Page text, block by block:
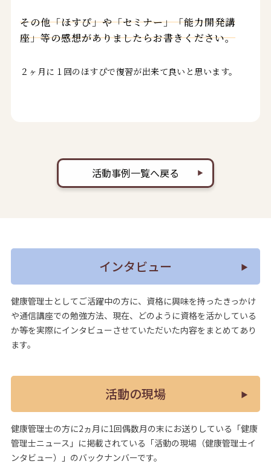
その他「ほすぴ」や「セミナー」「能力開発講
座」等の感想がありましたらお書きください。
その他「ほすぴ」や「セミナー」「能力開発講
座」等の感想がありましたらお書きください。
２ヶ月に１回のほすぴで復習が出来て良いと思います。
活動事例一覧へ戻る
インタビュー
健康管理士としてご活躍中の方に、資格に興味を持ったきっかけ
や通信講座での勉強方法、現在、どのように資格を活かしている
か等を実際にインタビューさせていただいた内容をまとめてあり
ます。
活動の現場
健康管理士の方に2ヵ月に1回偶数月の末にお送りしている「健康
管理士ニュース」に掲載されている「活動の現場（健康管理士イ
ンタビュー）」のバックナンバーです。